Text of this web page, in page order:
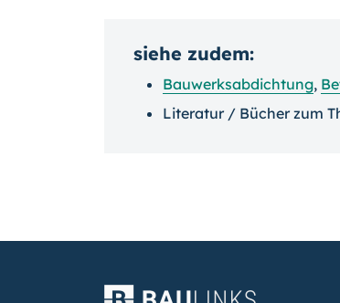
siehe zudem:
Bauwerksabdichtung,
Literatur / Bücher zum